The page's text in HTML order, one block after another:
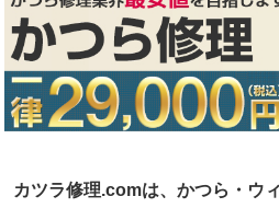
カツラ修理.comは、かつら・ウ